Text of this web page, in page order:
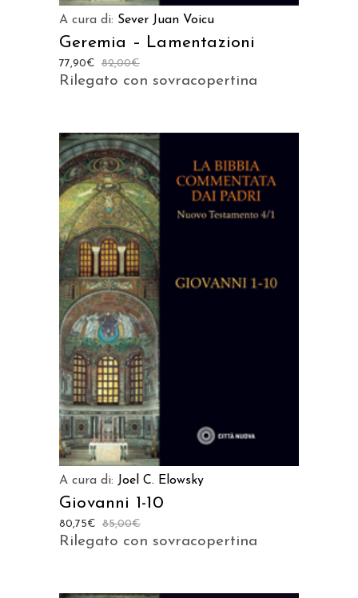
A cura di: Sever Juan Voicu
Geremia – Lamentazioni
82,00€
77,90€
Rilegato con sovracopertina
AGGIUNGI AL CARRELLO
A cura di: Joel C. Elowsky
Giovanni 1-10
85,00€
80,75€
Rilegato con sovracopertina